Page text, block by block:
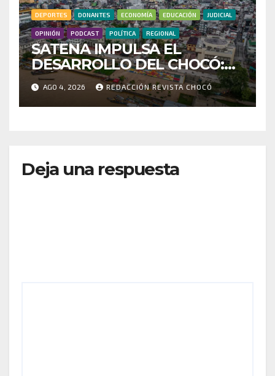
DEPORTES DONANTES ECONOMÍA EDUCACIÓN JUDICIAL
OPINIÓN PODCAST POLÍTICA REGIONAL
SATENA IMPULSA EL
DESARROLLO DEL CHOCÓ:
MÁS DE 35 MIL PASAJEROS
MOVILIZADOS Y NUEVAS
RUTAS FORTALECEN LA
AGO 4, 2026 REDACCIÓN REVISTA CHOCÓ
Deja una respuesta